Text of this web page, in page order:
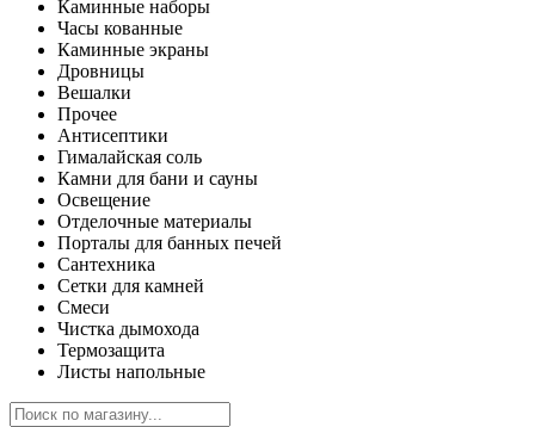
Каминные наборы
Часы кованные
Каминные экраны
Дровницы
Вешалки
Прочее
Антисептики
Гималайская соль
Камни для бани и сауны
Освещение
Отделочные материалы
Порталы для банных печей
Сантехника
Сетки для камней
Смеси
Чистка дымохода
Термозащита
Листы напольные